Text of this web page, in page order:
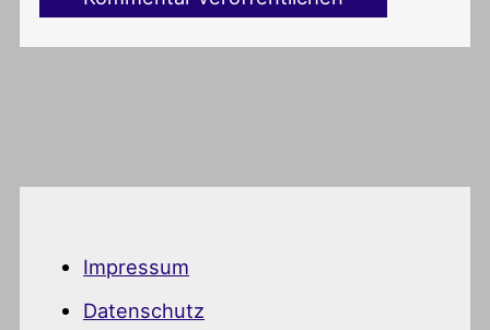
Impressum
Datenschutz